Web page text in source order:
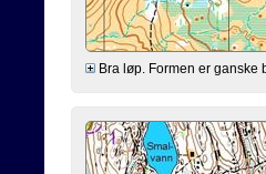
Bra løp. Formen er ganske